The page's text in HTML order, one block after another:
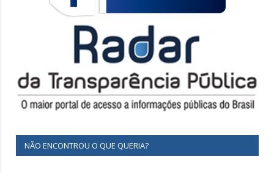
NÃO ENCONTROU O QUE QUERIA?